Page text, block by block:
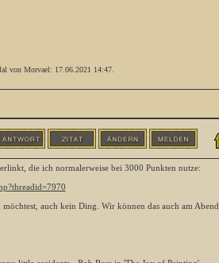
von Morvael: 17.06.2021 14:47.
die ich normalerweise bei 3000 Punkten nutze:
auch kein Ding. Wir können das auch am Abend